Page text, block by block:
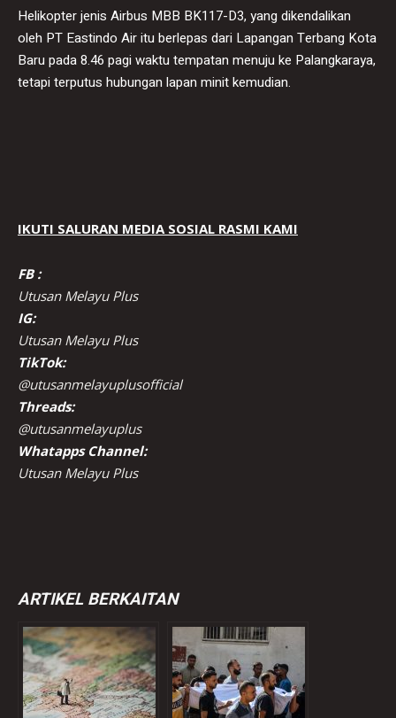
Helikopter jenis Airbus MBB BK117-D3, yang dikendalikan
oleh PT Eastindo Air itu berlepas dari Lapangan Terbang Kota
Baru pada 8.46 pagi waktu tempatan menuju ke Palangkaraya,
tetapi terputus hubungan lapan minit kemudian.
IKUTI SALURAN MEDIA SOSIAL RASMI KAMI
FB :
Utusan Melayu Plus
IG:
Utusan Melayu Plus
TikTok:
@utusanmelayuplusofficial
Threads:
@utusanmelayuplus
Whatapps Channel:
Utusan Melayu Plus
ARTIKEL BERKAITAN